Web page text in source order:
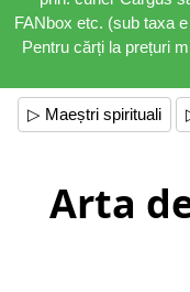
FANbox etc. (sub taxa
Pentru cărți la prețuri
▷ Maeștri spirituali
Arta